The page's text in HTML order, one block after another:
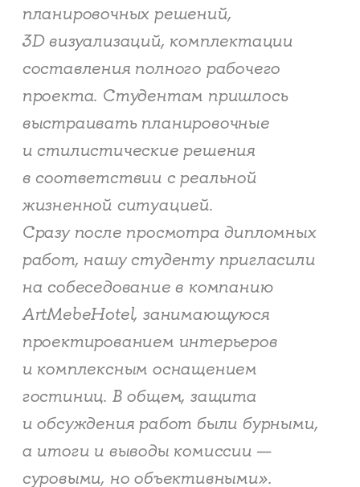
планировочных решений,
3D визуализаций, комплектации
составления полного рабочего
проекта. Студентам пришлось
выстраивать планировочные
и стилистические решения
в соответствии с реальной
жизненной ситуацией.
Сразу после просмотра дипломных
работ, нашу студенту пригласили
на собеседование в компанию
ArtMebeHotel, занимающуюся
проектированием интерьеров
и комплексным оснащением
гостиниц. В общем, защита
и обсуждения работ были бурными,
а итоги и выводы комиссии —
суровыми, но объективными».